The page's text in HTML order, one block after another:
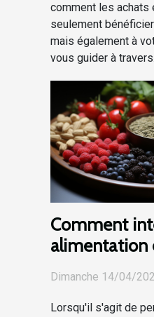
comment les achats
seulement
mais également à
vous guider à
Comment
alimentation
dans un
perte de poids
Dimanche 14/04/
Lorsqu'il s'agit de